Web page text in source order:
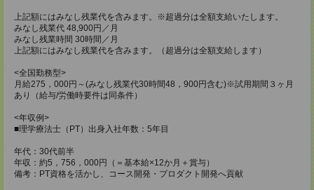
上記額にはみなし残業代を含みます。※超過分は全額支給いたします。
みなし残業代 48,900円／月
みなし残業時間 30時間／月
上記額にはみなし残業代を含みます。（超過分は全額支給します）
<全国勤務型>
月給275，000円～(みなし残業代30時間48，900円含む)※試用期間３ヶ月
あり（給与/労働時要件は同条件）
<年収例>
■理学療法士（PT）出身入社年数：5年目
年代：30代前半
年収：約5，756，000円（＝基本給×12か月＋賞与）
備考：PT資格を活かし、コース開発・プロダクト開発へ貢献